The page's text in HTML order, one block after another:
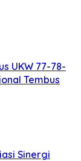
UKW 77-78-
Tembus
Sinergi